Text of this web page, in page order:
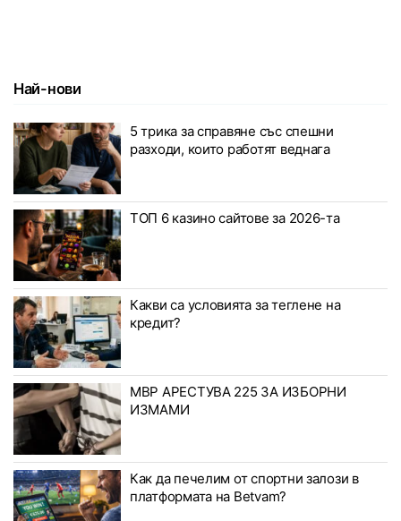
Най-нови
5 трика за справяне със спешни
разходи, които работят веднага
ТОП 6 казино сайтове за 2026-та
Какви са условията за теглене на
кредит?
МВР АРЕСТУВА 225 ЗА ИЗБОРНИ
ИЗМАМИ
Как да печелим от спортни залози в
платформата на Betvam?